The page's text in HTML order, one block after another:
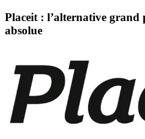
Placeit : l’alternative
absolue